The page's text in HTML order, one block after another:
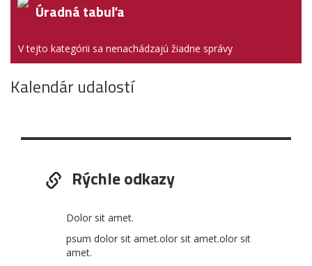
Úradná tabuľa
V tejto kategórii sa nenachádzajú žiadne správy
Kalendár udalostí
Rýchle odkazy
Dolor sit amet.
psum dolor sit amet.olor sit amet.olor sit
amet.